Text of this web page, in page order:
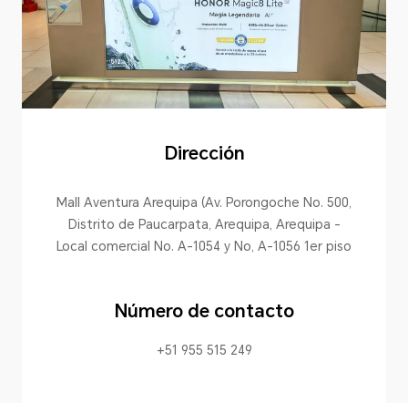
Dirección
Mall Aventura Arequipa (Av. Porongoche No. 500,
Distrito de Paucarpata, Arequipa, Arequipa -
Local comercial No. A-1054 y No, A-1056 1er piso
Número de contacto
+51 955 515 249